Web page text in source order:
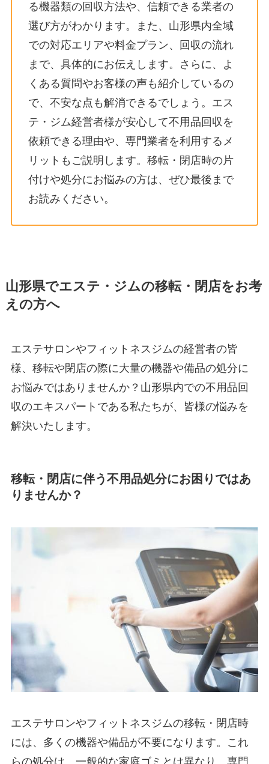
る機器類の回収方法や、信頼できる業者の
選び方がわかります。また、山形県内全域
での対応エリアや料金プラン、回収の流れ
まで、具体的にお伝えします。さらに、よ
くある質問やお客様の声も紹介しているの
で、不安な点も解消できるでしょう。エス
テ・ジム経営者様が安心して不用品回収を
依頼できる理由や、専門業者を利用するメ
リットもご説明します。移転・閉店時の片
付けや処分にお悩みの方は、ぜひ最後まで
お読みください。
山形県でエステ・ジムの移転・閉店をお考
えの方へ
エステサロンやフィットネスジムの経営者の皆
様、移転や閉店の際に大量の機器や備品の処分に
お悩みではありませんか？山形県内での不用品回
収のエキスパートである私たちが、皆様の悩みを
解決いたします。
移転・閉店に伴う不用品処分にお困りではあ
りませんか？
エステサロンやフィットネスジムの移転・閉店時
には、多くの機器や備品が不要になります。これ
らの処分は、一般的な家庭ゴミとは異なり、専門